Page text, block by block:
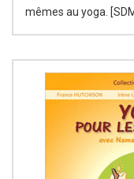
mêmes au yoga.